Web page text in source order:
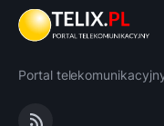
Portal